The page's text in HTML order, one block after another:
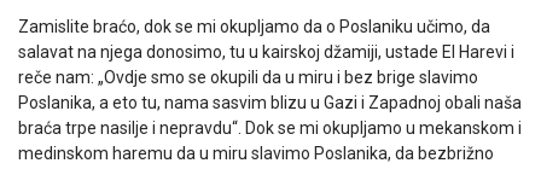
Zamislite braćo, dok se mi okupljamo da o Poslaniku učimo, da
salavat na njega donosimo, tu u kairskoj džamiji, ustade El Harevi i
reče nam: „Ovdje smo se okupili da u miru i bez brige slavimo
Poslanika, a eto tu, nama sasvim blizu u Gazi i Zapadnoj obali naša
braća trpe nasilje i nepravdu“. Dok se mi okupljamo u mekanskom i
medinskom haremu da u miru slavimo Poslanika, da bezbrižno